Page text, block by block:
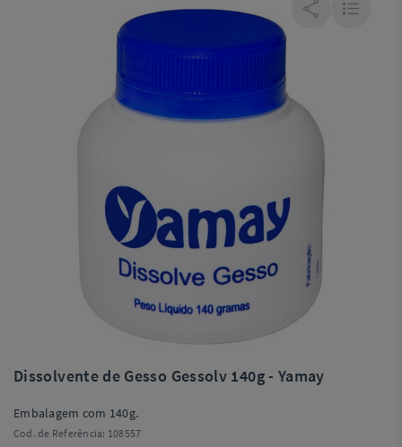
Equipamentos
Dental
Simples
Dental
Dissolvente de Gesso Gessolv 140g - Yamay
Embalagem com 140g.
Cod. de Referência: 108557